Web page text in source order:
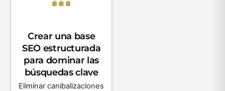
Crear una base
SEO estructurada
para dominar las
búsquedas clave
Eliminar canibalizaciones